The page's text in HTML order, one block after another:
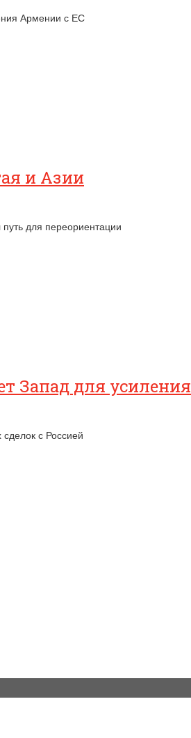
Армении с ЕС
и Азии
путь для переориентации
Запад для усиления
с Россией